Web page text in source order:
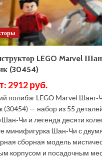
LEGO Marvel
(30454)
2912 руб.
полибэг LEGO Marvel
(30454) — набор из 55
и легенда десяти
минифигурка Шан‑Чи с
сборная модель
корпусом и посадочным